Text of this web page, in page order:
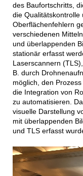
des Baufortschritts,
die Qualitätskontrolle
Oberflächenfehlern
verschiedenen
und überlappenden
stationär erfasst
Laserscannern
B. durch
möglich, den
die Integration von
zu automatisieren.
visuelle Darstellung
mit überlappenden
und TLS erfasst